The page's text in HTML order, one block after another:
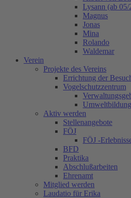
Lysann (ab
Magnus
Jonas
Mina
Rolando
Waldemar
Verein
Projekte des Vereins
Errichtung der
Vogelschutzzentrum
Aktiv werden
Stellenangebote
FÖJ
FÖJ -
BFD
Praktika
Abschlußarbeiten
Ehrenamt
Mitglied werden
Laudatio für Erika